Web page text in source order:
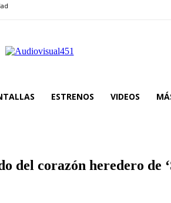
ESTRENOS VIDEOS
del corazón heredero de